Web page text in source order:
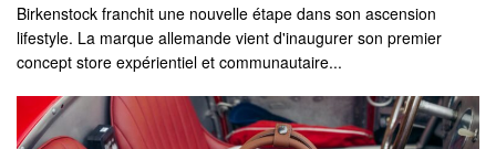
Birkenstock franchit une nouvelle étape dans son ascension
lifestyle. La marque allemande vient d'inaugurer son premier
concept store expérientiel et communautaire...